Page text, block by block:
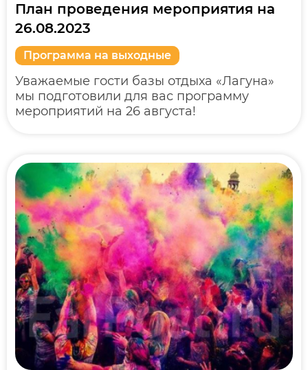
План проведения мероприятия на
26.08.2023
Программа на выходные
Уважаемые гости базы отдыха «Лагуна»
мы подготовили для вас программу
мероприятий на 26 августа!